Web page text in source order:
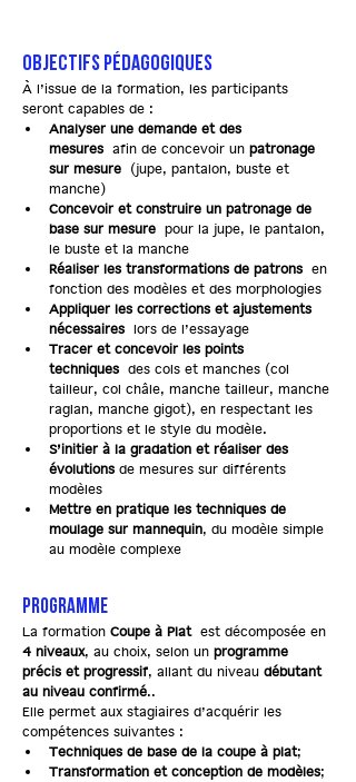
OBJECTIFS PÉDAGOGIQUES
À l’issue de la formation, les participants
seront capables de :
Analyser une demande et des
mesures afin de concevoir un patronage
sur mesure (jupe, pantalon, buste et
manche)
Concevoir et construire un patronage de
base sur mesure pour la jupe, le pantalon,
le buste et la manche
Réaliser les transformations de patrons en
fonction des modèles et des morphologies
Appliquer les corrections et ajustements
nécessaires lors de l’essayage
Tracer et concevoir les points
techniques des cols et manches (col
tailleur, col châle, manche tailleur, manche
raglan, manche gigot), en respectant les
proportions et le style du modèle.
S’initier à la gradation et réaliser des
évolutions de mesures sur différents
modèles
Mettre en pratique les techniques de
moulage sur mannequin, du modèle simple
au modèle complexe
PROGRAMME
La formation Coupe à Plat est décomposée en
4 niveaux, au choix, selon un programme
précis et progressif, allant du niveau débutant
au niveau confirmé..
Elle permet aux stagiaires d’acquérir les
compétences suivantes :
Techniques de base de la coupe à plat;
Transformation et conception de modèles;